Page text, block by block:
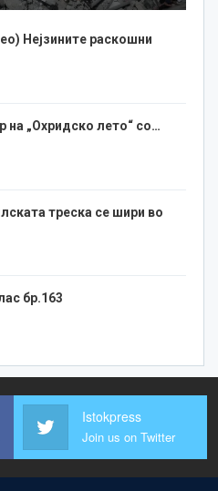
Нејзините раскошни
на „Охридско лето“ со…
треска се шири во
бр.163
Istokpress
Join us on Twitter